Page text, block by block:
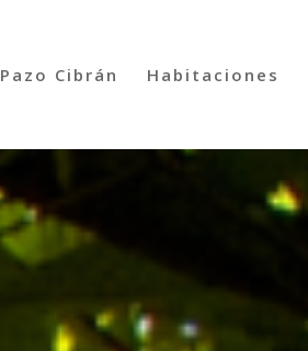
Pazo Cibrán Habitaciones